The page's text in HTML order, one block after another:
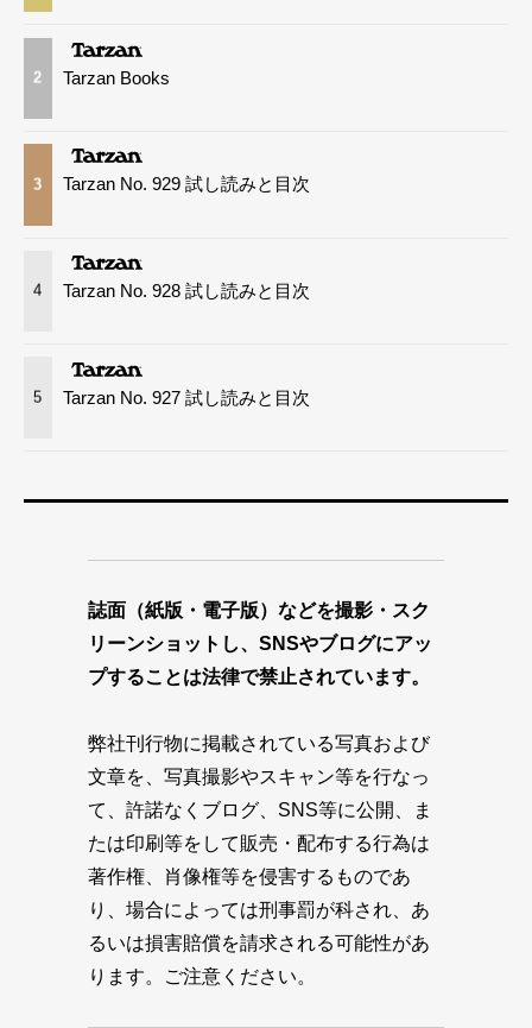
2 Tarzan Books
3 Tarzan No. 929 試し読みと目次
4 Tarzan No. 928 試し読みと目次
5 Tarzan No. 927 試し読みと目次
誌面（紙版・電子版）などを撮影・スク
リーンショットし、SNSやブログにアッ
プすることは法律で禁止されています。
弊社刊行物に掲載されている写真および
文章を、写真撮影やスキャン等を行なっ
て、許諾なくブログ、SNS等に公開、ま
たは印刷等をして販売・配布する行為は
著作権、肖像権等を侵害するものであ
り、場合によっては刑事罰が科され、あ
るいは損害賠償を請求される可能性があ
ります。ご注意ください。